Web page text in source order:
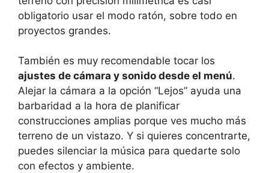
obligatorio usar el modo ratón, sobre todo en
proyectos grandes.
También es muy recomendable tocar los
ajustes de cámara y sonido desde el menú.
Alejar la cámara a la opción “Lejos” ayuda una
barbaridad a la hora de planificar
construcciones amplias porque ves mucho más
terreno de un vistazo. Y si quieres concentrarte,
puedes silenciar la música para quedarte solo
con efectos y ambiente.